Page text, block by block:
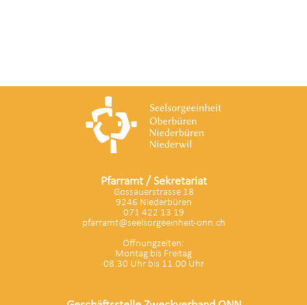
Pfarramt / Sekretariat
Gossauerstrasse 18
9246 Niederbüren
071 422 13 19
pfarramt@seelsorgeeinheit-onn.ch
Öffnungzeiten:
Montag bis Freitag
08.30 Uhr bis 11.00 Uhr